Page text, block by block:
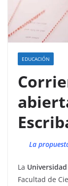
EDUCACIÓN
La
La
Facultad de